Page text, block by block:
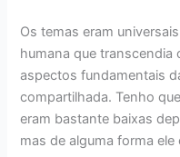
Os temas eram
humana que transcendia
aspectos fundamentais
compartilhada. Tenho
eram bastante baixas
mas de alguma forma